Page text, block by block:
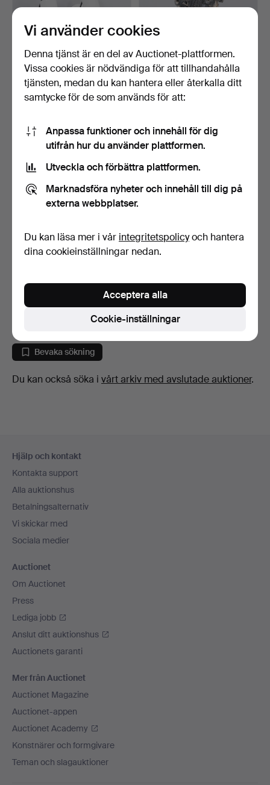
NORDLUX PICCOLO
Vitlackerad pendellampa
BODIL MARIE NIELSEN.
Skulptural taklampa i…
9 dagar
"Trapez", taklampa, vitla…
Värdering
Bevaka sökning
Du kan också söka i vårt arkiv med avslutade auktioner.
Hjälp och kontakt
Kontakta support
Alla auktionshus
Betalningsalternativ
Vi skickar med
Sociala medier
Auctionet
Om Auctionet
Press
Lediga jobb
Anslut ditt auktionshus
Auctionets garanti
Mer från Auctionet
Auctionet Magazine
Auctionet-appen
Auctionet Academy
Konstnärer och formgivare
Teman och slagauktioner
Vi använder cookies
Denna tjänst är en del av Auctionet-plattformen.
Vissa cookies är nödvändiga för att tillhandahålla
tjänsten, medan du kan hantera eller återkalla ditt
samtycke för de som används för att:
Anpassa funktioner och innehåll för dig
utifrån hur du använder plattformen.
Utveckla och förbättra plattformen.
Marknadsföra nyheter och innehåll till dig på
externa webbplatser.
Du kan läsa mer i vår integritetspolicyoch hantera
dina cookieinställningar nedan.
Cookie-inställningar
Acceptera alla